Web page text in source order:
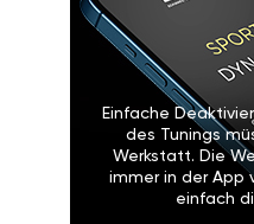
Einfache
des Tunings
Werkstatt. Die
immer in der App
einfach